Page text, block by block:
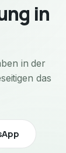
in
in der
das